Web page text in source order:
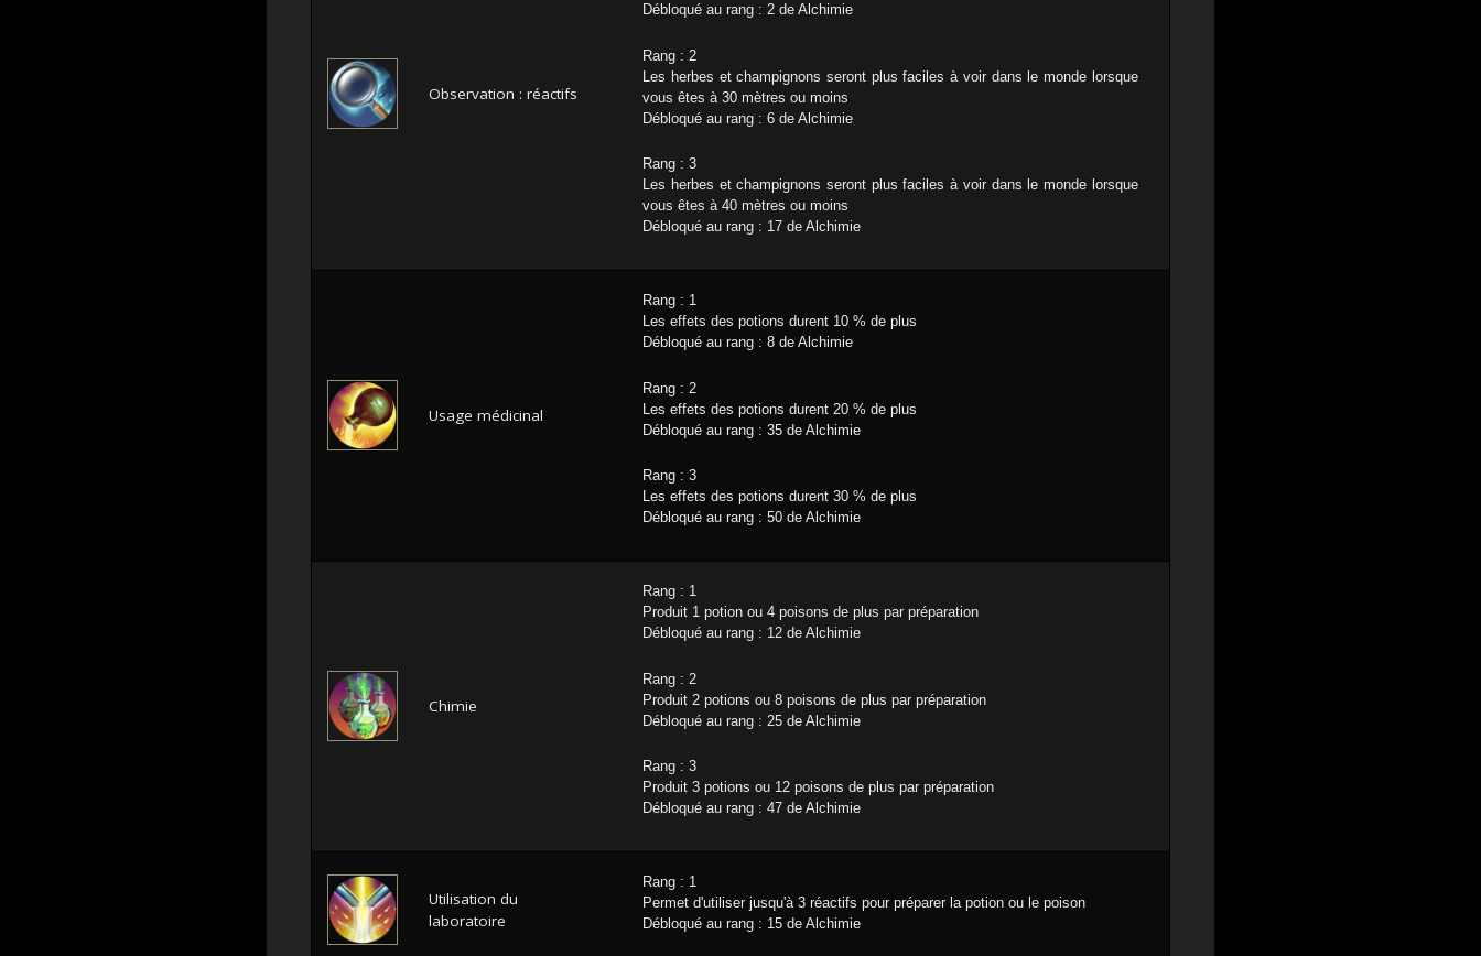
Observation : réactifs
Débloqué au rang : 2 de Alchimie
Rang : 2
Les herbes et champignons seront plus faciles à voir dans le monde lorsque
vous êtes à 30 mètres ou moins
Débloqué au rang : 6 de Alchimie
Rang : 3
Les herbes et champignons seront plus faciles à voir dans le monde lorsque
vous êtes à 40 mètres ou moins
Débloqué au rang : 17 de Alchimie
Usage médicinal
Rang : 1
Les effets des potions durent 10 % de plus
Débloqué au rang : 8 de Alchimie
Rang : 2
Les effets des potions durent 20 % de plus
Débloqué au rang : 35 de Alchimie
Rang : 3
Les effets des potions durent 30 % de plus
Débloqué au rang : 50 de Alchimie
Chimie
Rang : 1
Produit 1 potion ou 4 poisons de plus par préparation
Débloqué au rang : 12 de Alchimie
Rang : 2
Produit 2 potions ou 8 poisons de plus par préparation
Débloqué au rang : 25 de Alchimie
Rang : 3
Produit 3 potions ou 12 poisons de plus par préparation
Débloqué au rang : 47 de Alchimie
Utilisation du
laboratoire
Rang : 1
Permet d'utiliser jusqu'à 3 réactifs pour préparer la potion ou le poison
Débloqué au rang : 15 de Alchimie